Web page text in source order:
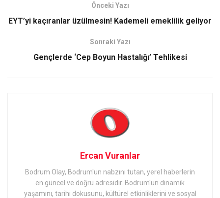
Önceki Yazı
EYT’yi kaçıranlar üzülmesin! Kademeli emeklilik geliyor
Sonraki Yazı
Gençlerde ‘Cep Boyun Hastalığı’ Tehlikesi
Ercan Vuranlar
Bodrum Olay, Bodrum'un nabzını tutan, yerel haberlerin
en güncel ve doğru adresidir. Bodrum'un dinamik
yaşamını, tarihi dokusunu, kültürel etkinliklerini ve sosyal